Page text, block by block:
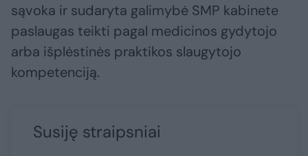
sąvoka ir sudaryta galimybė SMP kabinete
paslaugas teikti pagal medicinos gydytojo
arba išplėstinės praktikos slaugytojo
kompetenciją.
Susiję straipsniai